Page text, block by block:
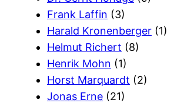
Frank Laffin (3)
Harald Kronenberger (1)
Helmut Richert (8)
Henrik Mohn (1)
Horst Marquardt (2)
Jonas Erne (21)